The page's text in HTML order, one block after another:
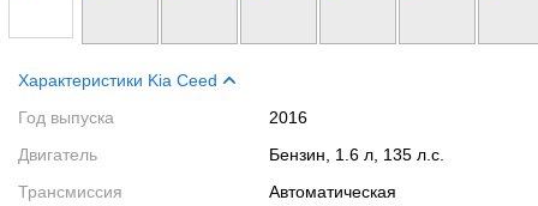
Характеристики Kia Ceed
Год выпуска
2016
Двигатель
Бензин, 1.6 л, 135 л.с.
Трансмиссия
Автоматическая